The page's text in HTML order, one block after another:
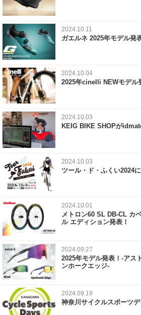
2024.10.11
ガエルネ 2025年モデル発
2024.10.04
2025年cinelli NEWモデル
2024.10.03
KEIG BIKE SHOPが
2024.10.03
ツール・ド・ふくい2024
2024.10.01
メトロン60 SL DB-CL カ
ル エディション発表！
2024.09.27
2025年モデル発表！-アス
ンホークエッジ-
2024.09.19
神奈川サイクルスポーツ